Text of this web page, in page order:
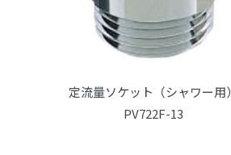
定流量ソケット（シャワー用）
PV722F-13